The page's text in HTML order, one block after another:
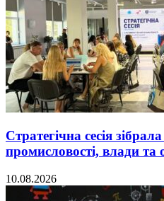
Стратегічна сесія
промисловості, влади та
10.08.2026